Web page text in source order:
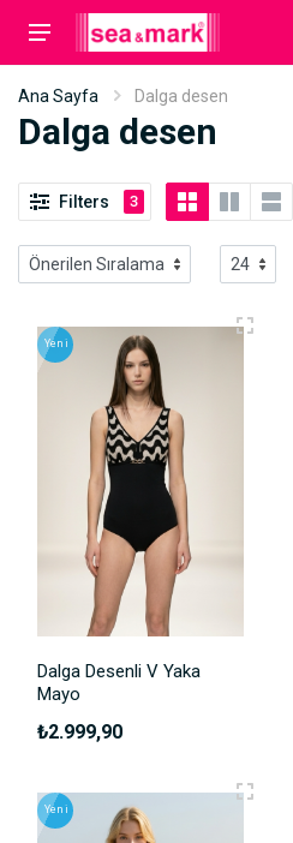
Ana Sayfa Dalga desen
Dalga desen
Filters 3
Yeni
Dalga Desenli V Yaka
Mayo
₺2.999,90
Yeni